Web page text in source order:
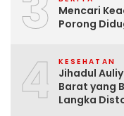
Mencari
Porong
4 KESEHATAN
Jihadul
Barat yang
Langka